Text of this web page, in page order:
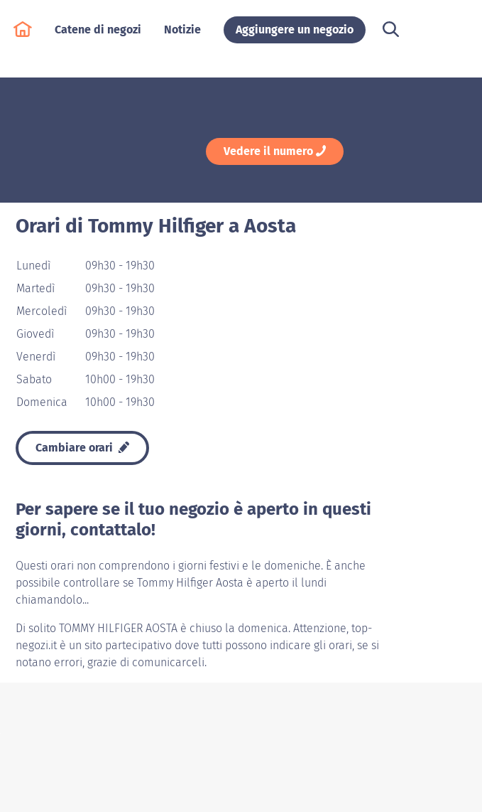
Catene di negozi Notizie Aggiungere un negozio
Vedere il numero
Orari di Tommy Hilfiger a Aosta
Lunedì
09h30 - 19h30
Martedì
09h30 - 19h30
Mercoledì
09h30 - 19h30
Giovedì
09h30 - 19h30
Venerdì
09h30 - 19h30
Sabato
10h00 - 19h30
Domenica
10h00 - 19h30
Cambiare orari
Per sapere se il tuo negozio è aperto in questi
giorni, contattalo!
Questi orari non comprendono i giorni festivi e le domeniche. È anche
possibile controllare se Tommy Hilfiger Aosta è aperto il lundi
chiamandolo...
Di solito TOMMY HILFIGER AOSTA è chiuso la domenica. Attenzione, top-
negozi.it è un sito partecipativo dove tutti possono indicare gli orari, se si
notano errori, grazie di comunicarceli.